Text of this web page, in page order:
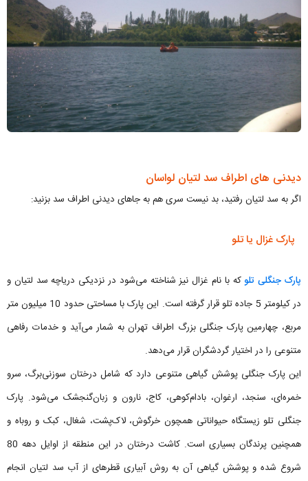
دیدنی های اطراف سد لتیان لواسان
اگر به سد لتیان رفتید، بد نیست سری هم به جاهای دیدنی اطراف سد بزنید:
پارک غزال یا تلو
پارک جنگلی تلوکه با نام غزال نیز شناخته می‌شود در نزدیکی دریاچه سد لتیان و
در کیلومتر 5 جاده تلو قرار گرفته است. این پارک با مساحتی حدود 10 میلیون متر
مربع، چهارمین پارک جنگلی بزرگ اطراف تهران به شمار می‌آید و خدمات رفاهی
متنوعی را در اختیار گردشگران قرار می‌دهد.
این پارک جنگلی پوشش گیاهی متنوعی دارد که شامل درختان سوزنی‌برگ، سرو
خمره‌ای، سنجد، ارغوان، بادام‌کوهی، کاج، نارون و زبان‌گنجشک می‌شود. پارک
جنگلی تلو زیستگاه حیواناتی همچون خرگوش، لاک‌پشت، شغال، کبک و روباه و
همچنین پرندگان بسیاری است. کاشت درختان در این منطقه از اوایل دهه 80
شروع شده و پوشش گیاهی آن به روش آبیاری قطره‎ای از آب سد لتیان انجام